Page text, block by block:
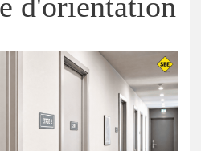
d'orientation